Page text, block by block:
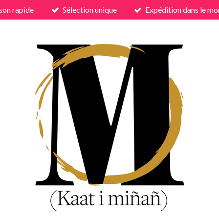
rapide Sélection unique Expédition dans le